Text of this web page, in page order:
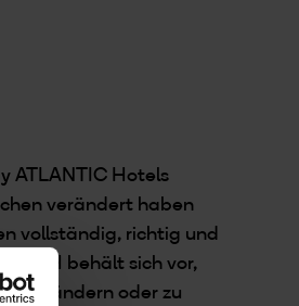
ATLANTIC Hotels
verändert haben
vollständig, richtig und
behält sich vor,
zu ändern oder zu